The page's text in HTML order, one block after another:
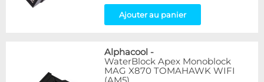
Ajouter au panier
Alphacool -
WaterBlock Apex Monoblock
MAG X870 TOMAHAWK WIFI